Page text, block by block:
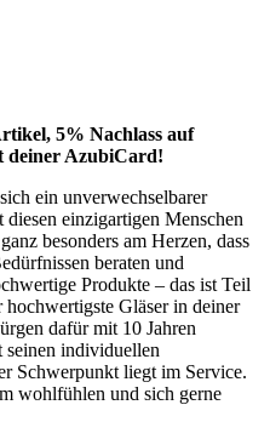
5% Nachlass auf
deiner AzubiCard!
ein unverwechselbarer
einzigartigen Menschen
besonders am Herzen, dass
beraten und
Produkte – das ist Teil
Gläser in deiner
dafür mit 10 Jahren
individuellen
Schwerpunkt liegt im Service.
wohlfühlen und sich gerne